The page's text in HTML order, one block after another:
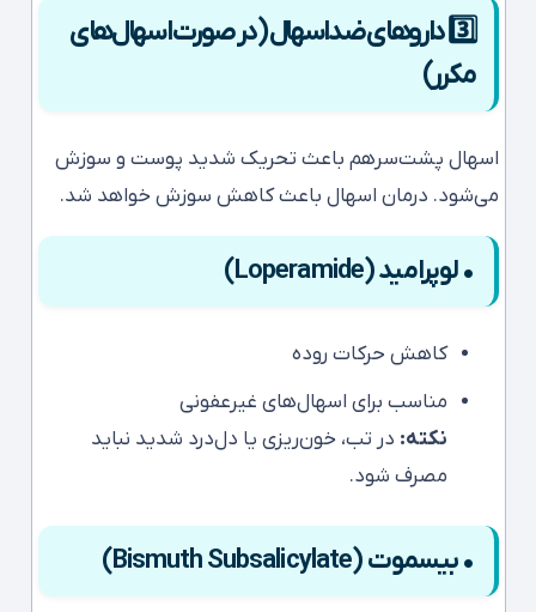
3️⃣ داروهای ضداسهال (در صورت اسهال‌های
مکرر)
اسهال پشت‌سرهم باعث تحریک شدید پوست و سوزش
می‌شود. درمان اسهال باعث کاهش سوزش خواهد شد.
• لوپرامید (Loperamide)
کاهش حرکات روده
مناسب برای اسهال‌های غیرعفونی
نکته: در تب، خون‌ریزی یا دل‌درد شدید نباید
مصرف شود.
• بیسموت (Bismuth Subsalicylate)